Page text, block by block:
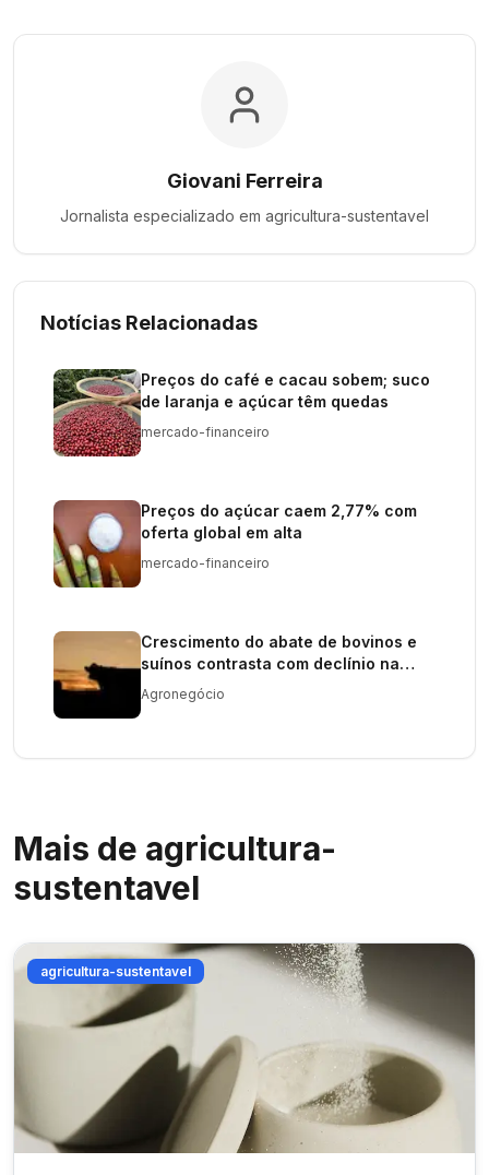
Giovani Ferreira
Jornalista especializado em agricultura-sustentavel
Notícias Relacionadas
Preços do café e cacau sobem; suco
de laranja e açúcar têm quedas
mercado-financeiro
Preços do açúcar caem 2,77% com
oferta global em alta
mercado-financeiro
Crescimento do abate de bovinos e
suínos contrasta com declínio na
produção de frangos
Agronegócio
Mais de agricultura-
sustentavel
agricultura-sustentavel